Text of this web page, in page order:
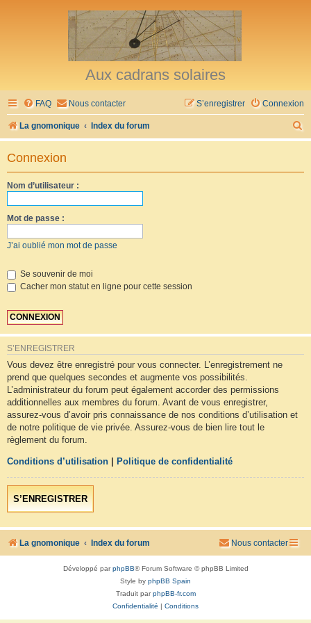
Aux cadrans solaires
FAQ Nous contacter Connexion
S’enregistrer
La gnomonique Index du forum
e
Connexion
Nom d’utilisateur :
Mot de passe :
J’ai oublié mon mot de passe
Se souvenir de moi
Cacher mon statut en ligne pour cette session
S’ENREGISTRER
Vous devez être enregistré pour vous connecter. L’enregistrement ne
prend que quelques secondes et augmente vos possibilités.
L’administrateur du forum peut également accorder des permissions
additionnelles aux membres du forum. Avant de vous enregistrer,
assurez-vous d’avoir pris connaissance de nos conditions d’utilisation et
de notre politique de vie privée. Assurez-vous de bien lire tout le
règlement du forum.
Conditions d’utilisation Politique de confidentialité
S’ENREGISTRER
La gnomonique Index du forum Nous contacter
Développé parphpBB® Forum Software © phpBB Limited
Style by phpBB Spain
Traduit parphpBB-fr.com
Confidentialité
Conditions